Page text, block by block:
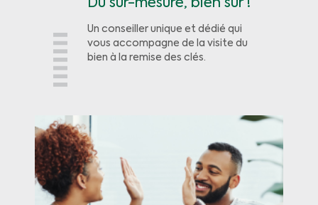
Du sur-mesure, bien sûr !
Un conseiller unique et dédié qui
vous accompagne de la visite du
bien à la remise des clés.